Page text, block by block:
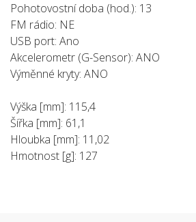
Pohotovostní doba (hod.): 13
FM rádio: NE
USB port: Ano
Akcelerometr (G-Sensor): ANO
Výměnné kryty: ANO
Výška [mm]: 115,4
Šířka [mm]: 61,1
Hloubka [mm]: 11,02
Hmotnost [g]: 127